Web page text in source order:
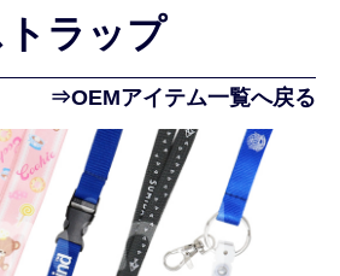
ラップ
⇒OEMアイテム一覧へ戻る